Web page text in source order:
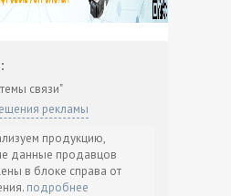
связи"
рекламы
продукцию,
данные продавцов
в блоке справа от
подробнее